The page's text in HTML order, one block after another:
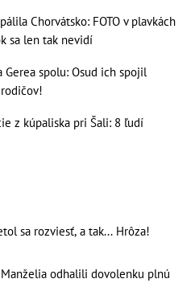
Chorvátsko: FOTO v plavkách
sa len tak nevidí
Gerea spolu: Osud ich spojil
z kúpaliska pri Šali: 8 ľudí
sa rozviesť, a tak... Hrôza!
odhalili dovolenku plnú